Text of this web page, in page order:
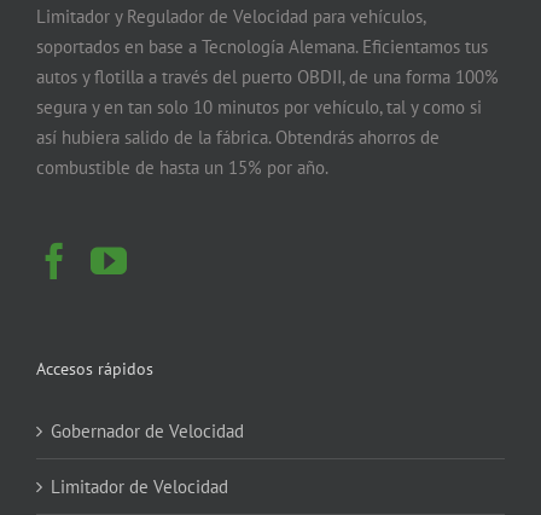
Limitador y Regulador de Velocidad para vehículos,
soportados en base a Tecnología Alemana. Eficientamos tus
autos y flotilla a través del puerto OBDII, de una forma 100%
segura y en tan solo 10 minutos por vehículo, tal y como si
así hubiera salido de la fábrica. Obtendrás ahorros de
combustible de hasta un 15% por año.
Accesos rápidos
Gobernador de Velocidad
Limitador de Velocidad